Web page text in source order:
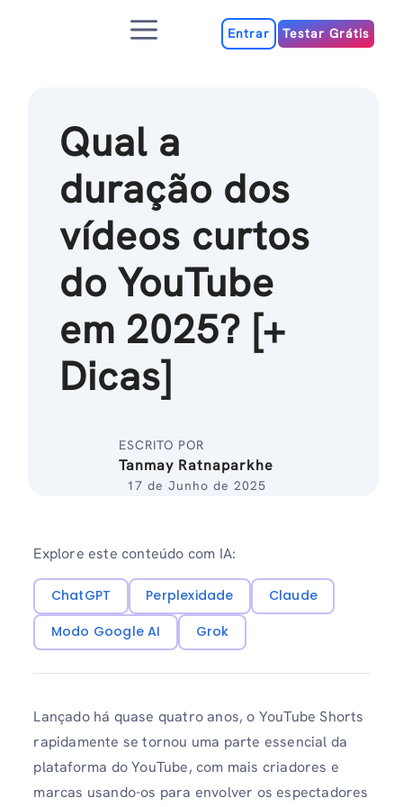
MenuEntrar Testar Grátis
Qual a
duração dos
vídeos curtos
do YouTube
em 2025? [+
Dicas]
ESCRITO POR
Tanmay Ratnaparkhe
17 de Junho de 2025
Explore este conteúdo com IA:
ChatGPT Perplexidade
Claude
Modo Google AI
Grok
Lançado há quase quatro anos, o YouTube Shorts
rapidamente se tornou uma parte essencial da
plataforma do YouTube, com mais criadores e
marcas usando-os para envolver os espectadores